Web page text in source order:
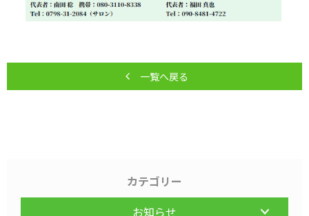
一覧へ戻る
カテゴリー
お知らせ